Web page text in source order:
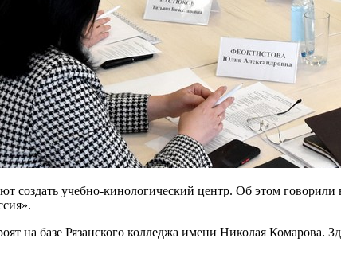
создать учебно-кинологический центр. Об этом
на базе Рязанского колледжа имени Николая Комарова.